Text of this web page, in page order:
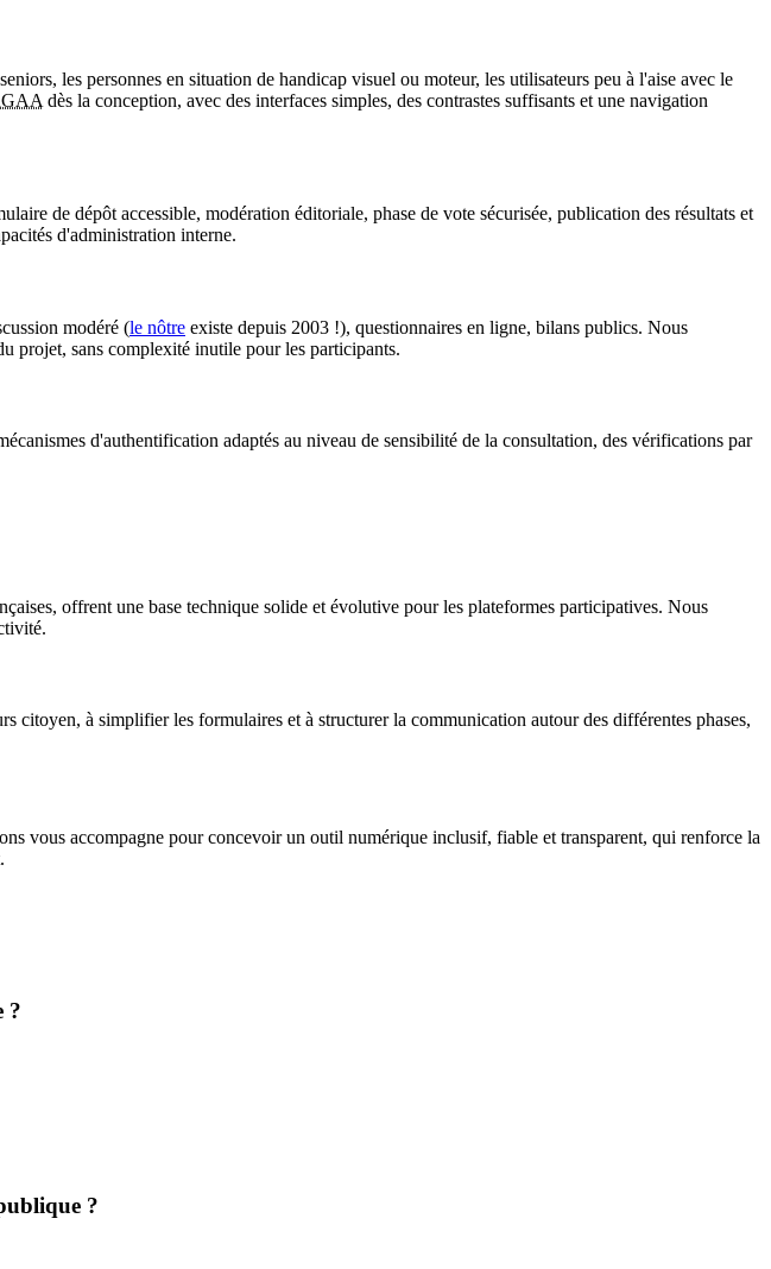
les personnes en situation de handicap visuel ou moteur, les utilisateurs peu à l'aise avec le
dès la conception, avec des interfaces simples, des contrastes suffisants et une navigation
de dépôt accessible, modération éditoriale, phase de vote sécurisée, publication des résultats et
d'administration interne.
modéré (le nôtre existe depuis 2003 !), questionnaires en ligne, bilans publics. Nous
projet, sans complexité inutile pour les participants.
d'authentification adaptés au niveau de sensibilité de la consultation, des vérifications par
offrent une base technique solide et évolutive pour les plateformes participatives. Nous
à simplifier les formulaires et à structurer la communication autour des différentes phases,
vous accompagne pour concevoir un outil numérique inclusif, fiable et transparent, qui renforce la
?
?